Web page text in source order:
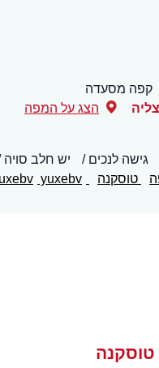
קפה מסעדה
הצג על המפה
גישה לנכים יש חלב סויה
טוסקנה yuxebv
טוסקנה